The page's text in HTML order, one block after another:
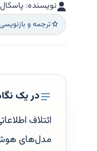
نویسنده:
ترجمه و
در یک
مدل‌های هوش